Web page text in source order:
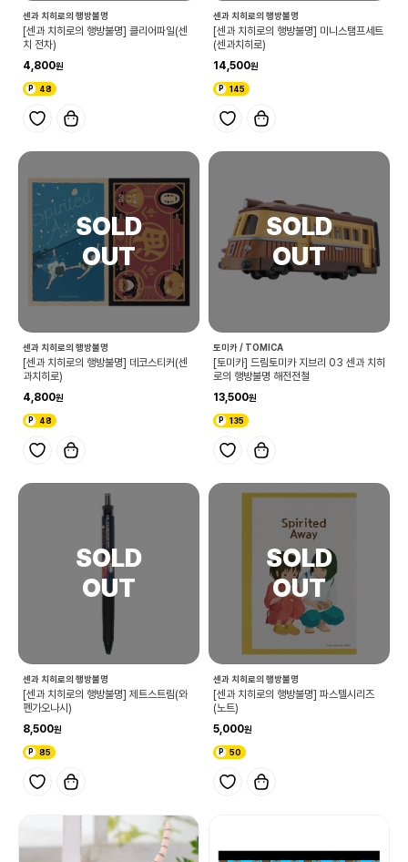
센과 치히로의 행방불명
[센과 치히로의 행방불명] 클리어파일(센
치 전차)
4,800
48
센과 치히로의 행방불명
[센과 치히로의 행방불명] 미니스탬프세트
(센과치히로)
14,500
145
센과 치히로의 행방불명
[센과 치히로의 행방불명] 데코스티커(센
과치히로)
4,800
48
토미카 / TOMICA
[토미카] 드림토미카 지브리 03 센과 치히
로의 행방불명 해전전철
13,500
135
센과 치히로의 행방불명
[센과 치히로의 행방불명] 제트스트림(와
펜가오나시)
8,500
85
센과 치히로의 행방불명
[센과 치히로의 행방불명] 파스텔시리즈
(노트)
5,000
50